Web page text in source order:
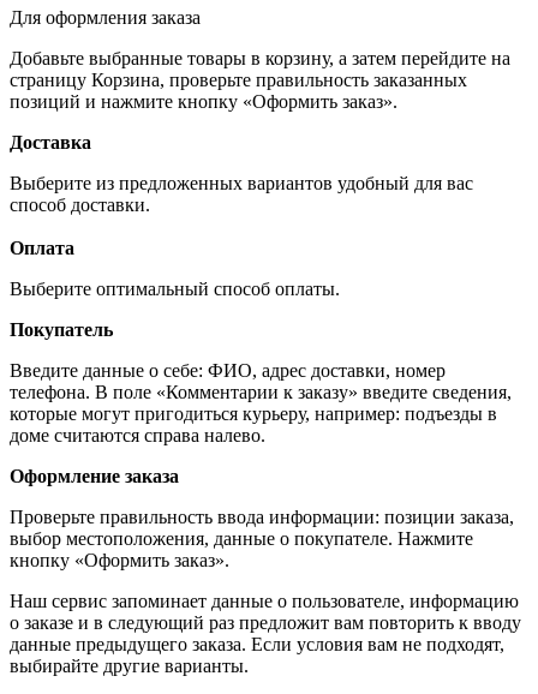
Для оформления заказа
Добавьте выбранные товары в корзину, а затем перейдите на
страницу Корзина, проверьте правильность заказанных
позиций и нажмите кнопку «Оформить заказ».
Доставка
Выберите из предложенных вариантов удобный для вас
способ доставки.
Оплата
Выберите оптимальный способ оплаты.
Покупатель
Введите данные о себе: ФИО, адрес доставки, номер
телефона. В поле «Комментарии к заказу» введите сведения,
которые могут пригодиться курьеру, например: подъезды в
доме считаются справа налево.
Оформление заказа
Проверьте правильность ввода информации: позиции заказа,
выбор местоположения, данные о покупателе. Нажмите
кнопку «Оформить заказ».
Наш сервис запоминает данные о пользователе, информацию
о заказе и в следующий раз предложит вам повторить к вводу
данные предыдущего заказа. Если условия вам не подходят,
выбирайте другие варианты.